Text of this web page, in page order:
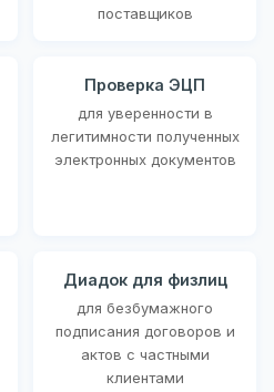
поставщиков
Проверка ЭЦП
для уверенности в
легитимности полученных
электронных документов
Диадок для физлиц
для безбумажного
подписания договоров и
актов с частными
клиентами